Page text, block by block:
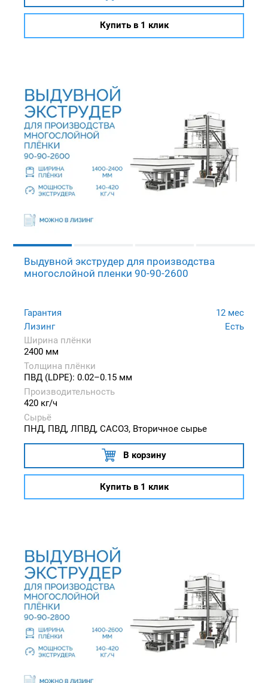
Купить в 1 клик
Выдувной экструдер для производства
многослойной пленки 90-90-2600
Гарантия
12 мес
Лизинг
Есть
Ширина плёнки
2400 мм
Толщина плёнки
ПВД (LDPE): 0.02–0.15 мм
Производительность
420 кг/ч
Сырьё
ПНД, ПВД, ЛПВД, CACO3, Вторичное сырье
В корзину
Купить в 1 клик